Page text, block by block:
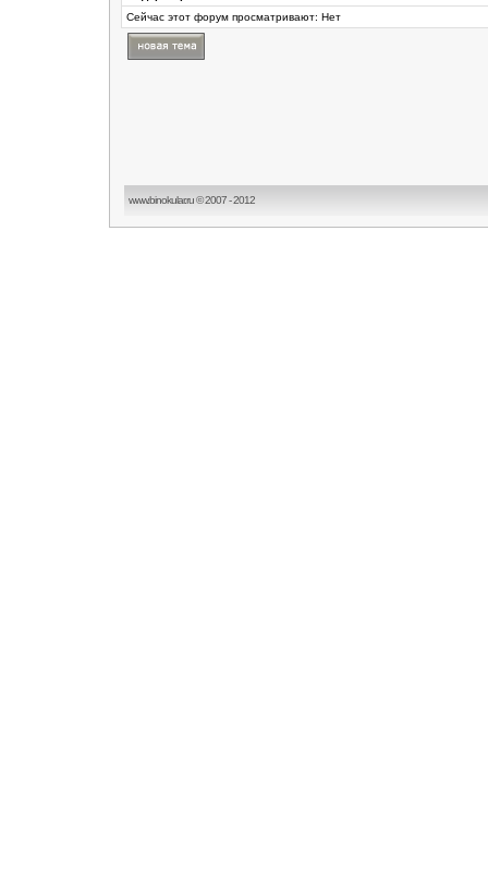
Сейчас этот форум просматривают: Нет
www.binokular.ru © 2007 - 2012